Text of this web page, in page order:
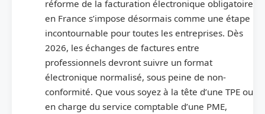
réforme de la facturation électronique obligatoire
en France s’impose désormais comme une étape
incontournable pour toutes les entreprises. Dès
2026, les échanges de factures entre
professionnels devront suivre un format
électronique normalisé, sous peine de non-
conformité. Que vous soyez à la tête d’une TPE ou
en charge du service comptable d’une PME,